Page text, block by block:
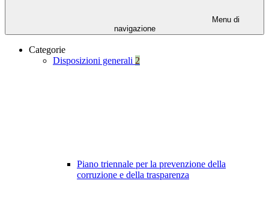
Menu di
navigazione
Categorie
Disposizioni generali 2
Piano triennale per la prevenzione della
corruzione e della trasparenza